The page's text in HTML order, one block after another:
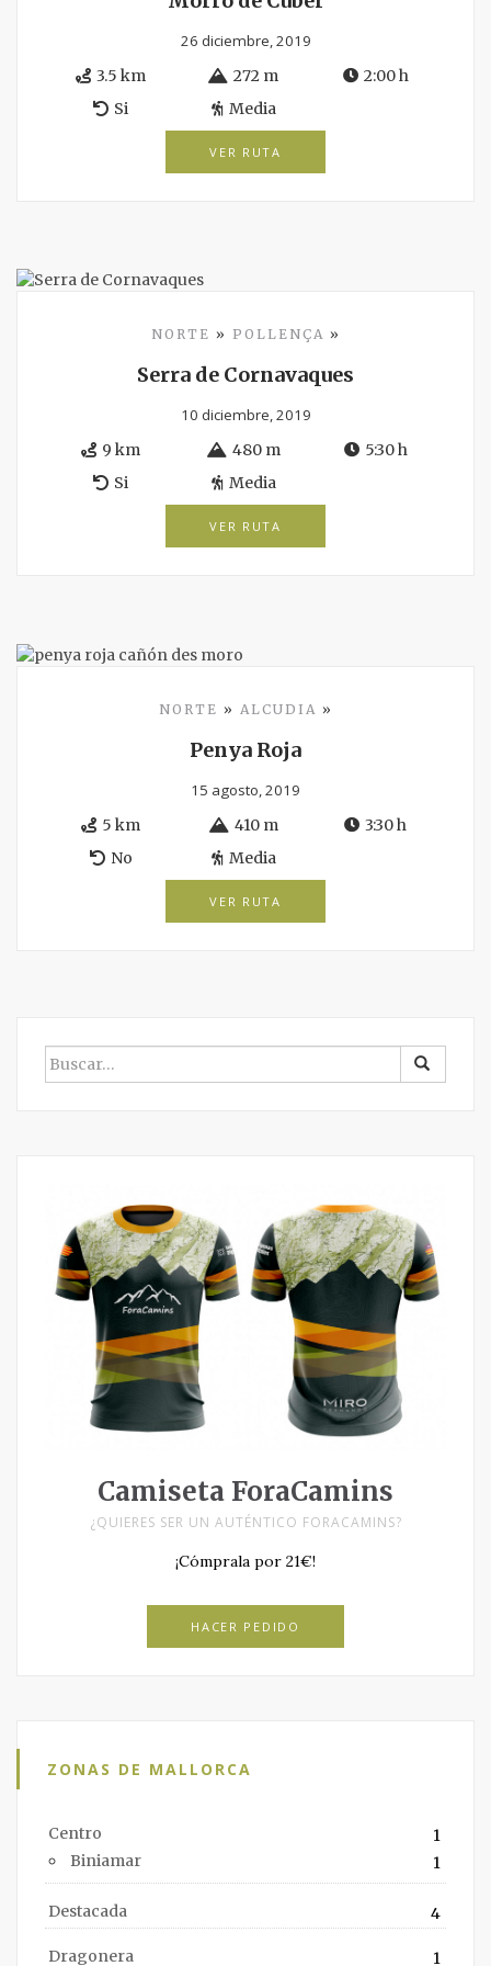
26 diciembre, 2019
3.5 km
272 m
2:00 h
Si
Media
VER RUTA
NORTE » POLLENÇA »
Serra de Cornavaques
10 diciembre, 2019
9 km
480 m
5:30 h
Si
Media
VER RUTA
NORTE » ALCUDIA »
Penya Roja
15 agosto, 2019
5 km
410 m
3:30 h
No
Media
VER RUTA
BUSCAR
POR:
Camiseta ForaCamins
¿QUIERES SER UN AUTÉNTICO FORACAMINS?
¡Cómprala por 21€!
HACER PEDIDO
ZONAS DE MALLORCA
Centro
1
Biniamar
1
Destacada 4
Dragonera 1